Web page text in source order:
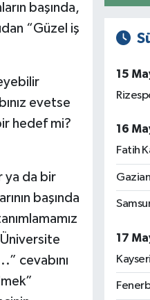
başında,
“Güzel iş
evetse
hedef mi?
ya da bir
başında
Üniversite
cevabını
15
16
Fatih
17